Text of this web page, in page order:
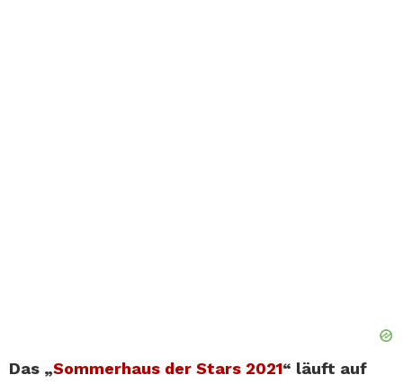
Das „Sommerhaus der Stars 2021“ läuft auf